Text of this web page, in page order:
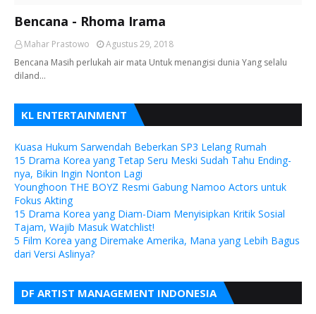
Bencana - Rhoma Irama
Mahar Prastowo
Agustus 29, 2018
Bencana Masih perlukah air mata Untuk menangisi dunia Yang selalu
diland…
KL ENTERTAINMENT
Kuasa Hukum Sarwendah Beberkan SP3 Lelang Rumah
15 Drama Korea yang Tetap Seru Meski Sudah Tahu Ending-
nya, Bikin Ingin Nonton Lagi
Younghoon THE BOYZ Resmi Gabung Namoo Actors untuk
Fokus Akting
15 Drama Korea yang Diam-Diam Menyisipkan Kritik Sosial
Tajam, Wajib Masuk Watchlist!
5 Film Korea yang Diremake Amerika, Mana yang Lebih Bagus
dari Versi Aslinya?
DF ARTIST MANAGEMENT INDONESIA